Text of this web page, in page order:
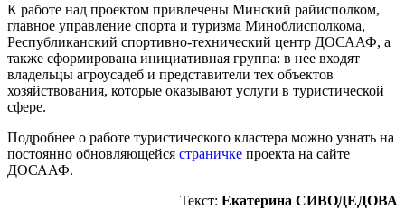
К работе над проектом привлечены Минский райисполком,
главное управление спорта и туризма Миноблисполкома,
Республиканский спортивно-технический центр ДОСААФ, а
также сформирована инициативная группа: в нее входят
владельцы агроусадеб и представители тех объектов
хозяйствования, которые оказывают услуги в туристической
сфере.
Подробнее о работе туристического кластера можно узнать на
постоянно обновляющейся страничке проекта на сайте
ДОСААФ.
Текст: Екатерина СИВОДЕДОВА